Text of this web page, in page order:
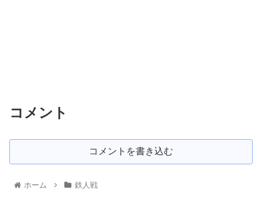
コメント
コメントを書き込む
ホーム 鉄人戦